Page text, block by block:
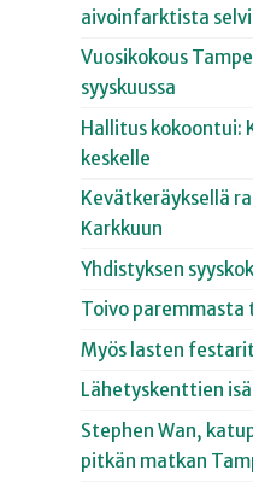
aivoinfarktista
Vuosikokous
syyskuussa
Hallitus kokoontui:
keskelle
Kevätkeräyksellä
Karkkuun
Yhdistyksen
Toivo paremmasta
Myös lasten festarit
Lähetyskenttien
Stephen Wan,
pitkän matkan